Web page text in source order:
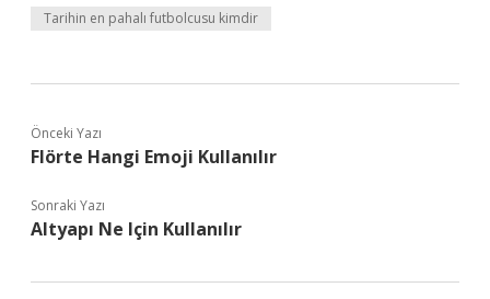
Tarihin en pahalı futbolcusu kimdir
Önceki Yazı
Flörte Hangi Emoji Kullanılır
Sonraki Yazı
Altyapı Ne Için Kullanılır